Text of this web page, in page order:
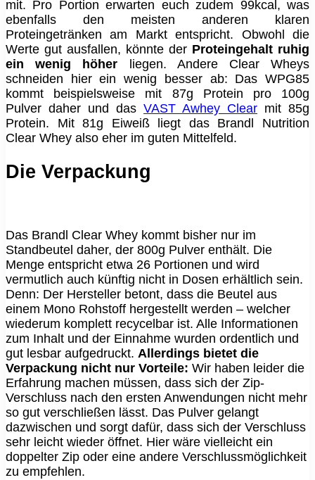
mit. Pro Portion erwarten euch zudem 99kcal, was
ebenfalls den meisten anderen klaren
Proteingetränken am Markt entspricht. Obwohl die
Werte gut ausfallen, könnte der Proteingehalt ruhig
ein wenig höher liegen. Andere Clear Wheys
schneiden hier ein wenig besser ab: Das WPG85
kommt beispielsweise mit 87g Protein pro 100g
Pulver daher und das VAST Awhey Clear mit 85g
Protein. Mit 81g Eiweiß liegt das Brandl Nutrition
Clear Whey also eher im guten Mittelfeld.
Die Verpackung
Das Brandl Clear Whey kommt bisher nur im
Standbeutel daher, der 800g Pulver enthält. Die
Menge entspricht etwa 26 Portionen und wird
vermutlich auch künftig nicht in Dosen erhältlich sein.
Denn: Der Hersteller betont, dass die Beutel aus
einem Mono Rohstoff hergestellt werden – welcher
wiederum komplett recycelbar ist. Alle Informationen
zum Inhalt und der Einnahme wurden ordentlich und
gut lesbar aufgedruckt. Allerdings bietet die
Verpackung nicht nur Vorteile: Wir haben leider die
Erfahrung machen müssen, dass sich der Zip-
Verschluss nach den ersten Anwendungen nicht mehr
so gut verschließen lässt. Das Pulver gelangt
dazwischen und sorgt dafür, dass sich der Verschluss
sehr leicht wieder öffnet. Hier wäre vielleicht ein
doppelter Zip oder eine andere Verschlussmöglichkeit
zu empfehlen.